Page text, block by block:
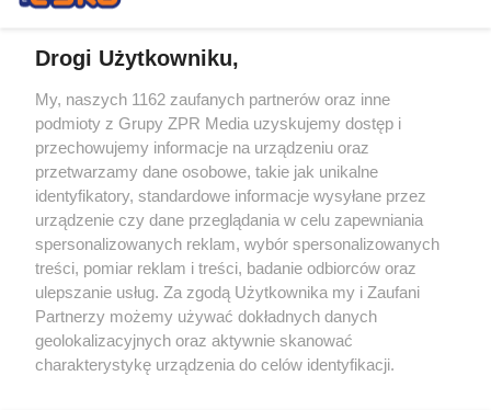
Żaden utwór zamieszczony w serwisie nie może być powielany i
rozpowszechniany lub dalej rozpowszechniany w jakikolwiek sposób (w
tym także elektroniczny lub mechaniczny) na jakimkolwiek polu
eksploatacji w jakiejkolwiek formie, włącznie z umieszczaniem w
Internecie bez pisemnej zgody właściciela praw. Jakiekolwiek użycie lub
wykorzystanie utworów w całości lub w części z naruszeniem prawa,
tzn. bez właściwej zgody, jest zabronione pod groźbą kary i może być
ścigane prawnie.
Drogi Użytkowniku,
My, naszych 1162 zaufanych partnerów oraz inne
podmioty z Grupy ZPR Media uzyskujemy dostęp i
przechowujemy informacje na urządzeniu oraz
przetwarzamy dane osobowe, takie jak unikalne
identyfikatory, standardowe informacje wysyłane przez
urządzenie czy dane przeglądania w celu zapewniania
spersonalizowanych reklam, wybór spersonalizowanych
treści, pomiar reklam i treści, badanie odbiorców oraz
ulepszanie usług. Za zgodą Użytkownika my i Zaufani
Partnerzy możemy używać dokładnych danych
geolokalizacyjnych oraz aktywnie skanować
charakterystykę urządzenia do celów identyfikacji.